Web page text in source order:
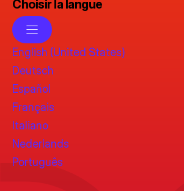
Choisir la langue
English (United States)
Deutsch
Español
Français
Italiano
Nederlands
Português